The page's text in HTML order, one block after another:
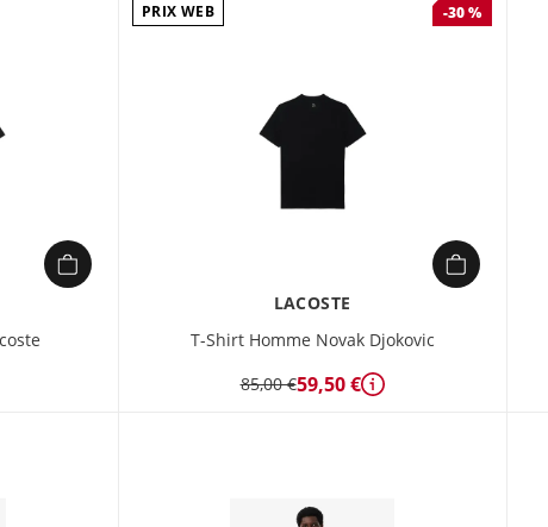
PRIX WEB -30 %
LACOSTE
T-Shirt Homme Novak Djokovic
85,00 €59,50 € Détails